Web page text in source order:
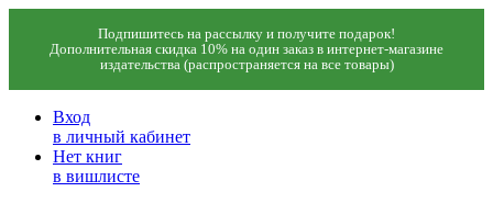
Подпишитесь на рассылку и получите подарок!
Дополнительная скидка 10% на один заказ в интернет-магазине
издательства (распространяется на все товары)
Вход
в личный кабинет
Нет книг
в вишлисте